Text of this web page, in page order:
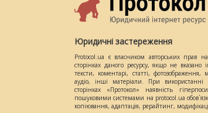
Юридичні застереження
Protocol.ua є власником авторських прав
сторінках даного ресурсу, якщо не вказано
тексти, коментарі, статті,
аудіо, інші матеріали. При
сторінках «Протокол» наявність
пошуковими системами на protocol.ua
копіювання, адаптація, рерайтинг,